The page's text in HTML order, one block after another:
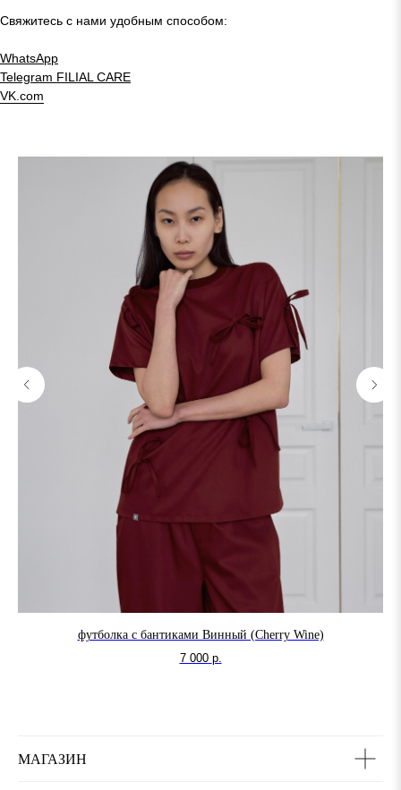
Свяжитесь с нами удобным способом:
WhatsApp
Telegram FILIAL CARE
VK.com
футболка с бантиками Винный (Cherry Wine)
7 000 р.
МАГАЗИН